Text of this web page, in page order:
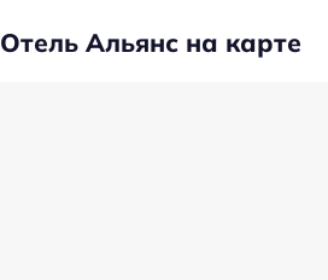
Отель Альянс на карте